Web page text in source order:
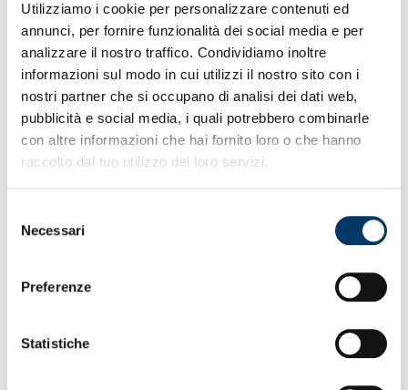
Utilizziamo i cookie per personalizzare contenuti ed
annunci, per fornire funzionalità dei social media e per
analizzare il nostro traffico. Condividiamo inoltre
informazioni sul modo in cui utilizzi il nostro sito con i
nostri partner che si occupano di analisi dei dati web,
pubblicità e social media, i quali potrebbero combinarle
con altre informazioni che hai fornito loro o che hanno
raccolto dal tuo utilizzo dei loro servizi.
delNecessari
Preferenze
Statistiche
I calciatori selezionati dallo Staff Tecnico per la partita con
il Milan, valida per la 37ma partita di Serie A Enilive
2025/26.